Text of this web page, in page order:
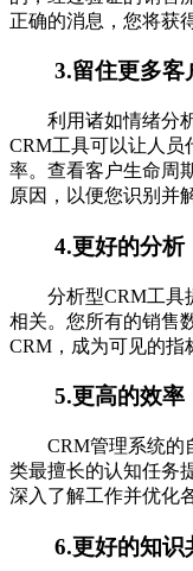
正确的消息，您将获
3.留住更多客
利用诸如情绪分析
CRM工具可以让人员
率。查看客户生命周
原因，以便您识别并
4.更好的分析
分析型CRM工具提
相关。您所有的销售
CRM，成为可见的指
5.更高的效率
CRM管理系统的自
类最擅长的认知任务
深入了解工作并优化
6.更好的知识